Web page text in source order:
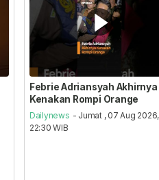
Febrie Adriansyah Akhirnya
Kenakan Rompi Orange
Dailynews - Jumat , 07 Aug 2026,
22:30 WIB